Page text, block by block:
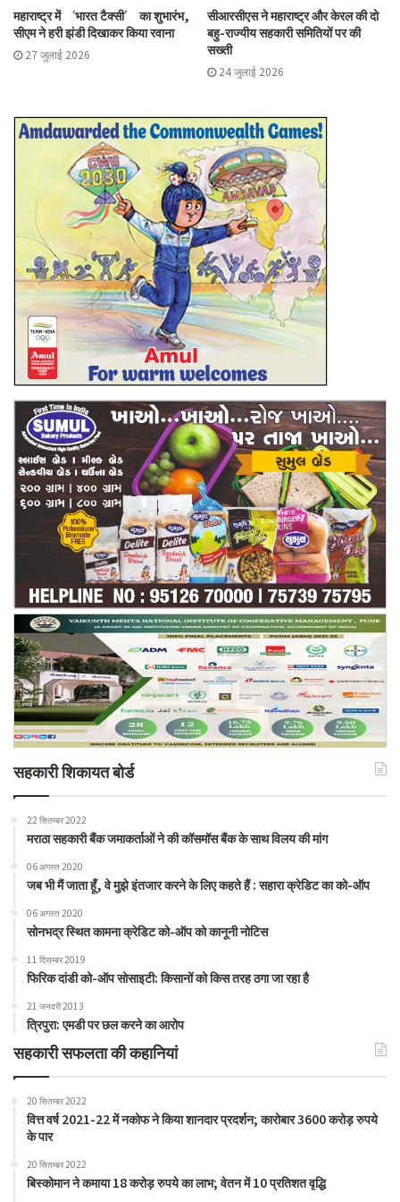
महाराष्ट्र में ‘भारत टैक्सी’ का शुभारंभ,
सीएम ने हरी झंडी दिखाकर किया रवाना
27 जुलाई 2026
सीआरसीएस ने महाराष्ट्र और केरल की दो
बहु-राज्यीय सहकारी समितियों पर की
सख्ती
24 जुलाई 2026
सहकारी शिकायत बोर्ड
22 सितम्बर 2022
मराठा सहकारी बैंक जमाकर्ताओं ने की कॉसमॉस बैंक के साथ विलय की मांग
06 अगस्त 2020
जब भी मैं जाता हूँ, वे मुझे इंतजार करने के लिए कहते हैं : सहारा क्रेडिट का को-ऑप
06 अगस्त 2020
सोनभद्र स्थित कामना क्रेडिट को-ऑप को कानूनी नोटिस
11 दिसम्बर 2019
फिरिक दांडी को-ऑप सोसाइटी: किसानों को किस तरह ठगा जा रहा है
21 जनवरी 2013
त्रिपुरा: एमडी पर छल करने का आरोप
सहकारी सफलता की कहानियां
20 सितम्बर 2022
वित्त वर्ष 2021-22 में नकोफ ने किया शानदार प्रदर्शन; कारोबार 3600 करोड़ रुपये
के पार
20 सितम्बर 2022
बिस्कोमान ने कमाया 18 करोड़ रुपये का लाभ; वेतन में 10 प्रतिशत वृद्धि